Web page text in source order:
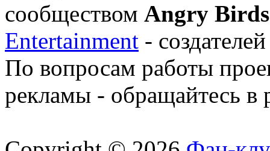
сообществом Angry Birds
Entertainment -
По вопросам работы
рекламы - обращайтесь в